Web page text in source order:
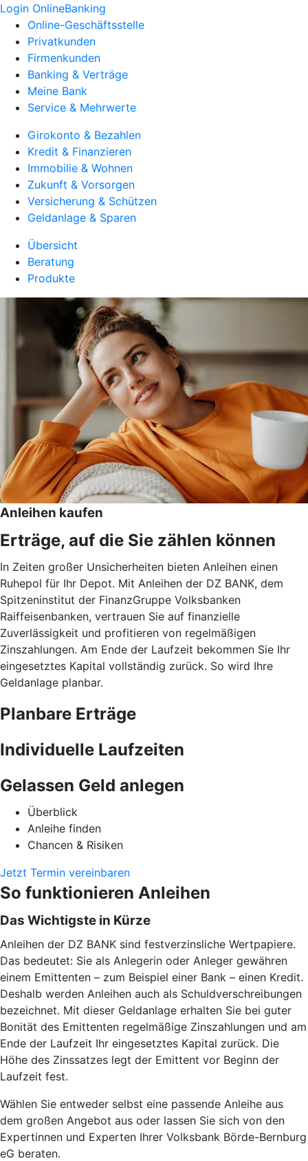
Login OnlineBanking
Online-Geschäftsstelle
Privatkunden
Firmenkunden
Banking & Verträge
Meine Bank
Service & Mehrwerte
Girokonto & Bezahlen
Kredit & Finanzieren
Immobilie & Wohnen
Zukunft & Vorsorgen
Versicherung & Schützen
Geldanlage & Sparen
Übersicht
Beratung
Produkte
Anleihen kaufen
Erträge, auf die Sie zählen können
In Zeiten großer Unsicherheiten bieten Anleihen einen
Ruhepol für Ihr Depot. Mit Anleihen der DZ BANK, dem
Spitzeninstitut der FinanzGruppe Volksbanken
Raiffeisenbanken, vertrauen Sie auf finanzielle
Zuverlässigkeit und profitieren von regelmäßigen
Zinszahlungen. Am Ende der Laufzeit bekommen Sie Ihr
eingesetztes Kapital vollständig zurück. So wird Ihre
Geldanlage planbar.
Planbare Erträge
Individuelle Laufzeiten
Gelassen Geld anlegen
Überblick
Anleihe finden
Chancen & Risiken
Jetzt Termin vereinbaren
So funktionieren Anleihen
Das Wichtigste in Kürze
Anleihen der DZ BANK sind festverzinsliche Wertpapiere.
Das bedeutet: Sie als Anlegerin oder Anleger gewähren
einem Emittenten – zum Beispiel einer Bank – einen Kredit.
Deshalb werden Anleihen auch als Schuldverschreibungen
bezeichnet. Mit dieser Geldanlage erhalten Sie bei guter
Bonität des Emittenten regelmäßige Zinszahlungen und am
Ende der Laufzeit Ihr eingesetztes Kapital zurück. Die
Höhe des Zinssatzes legt der Emittent vor Beginn der
Laufzeit fest.
Wählen Sie entweder selbst eine passende Anleihe aus
dem großen Angebot aus oder lassen Sie sich von den
Expertinnen und Experten Ihrer Volksbank Börde-Bernburg
eG beraten.